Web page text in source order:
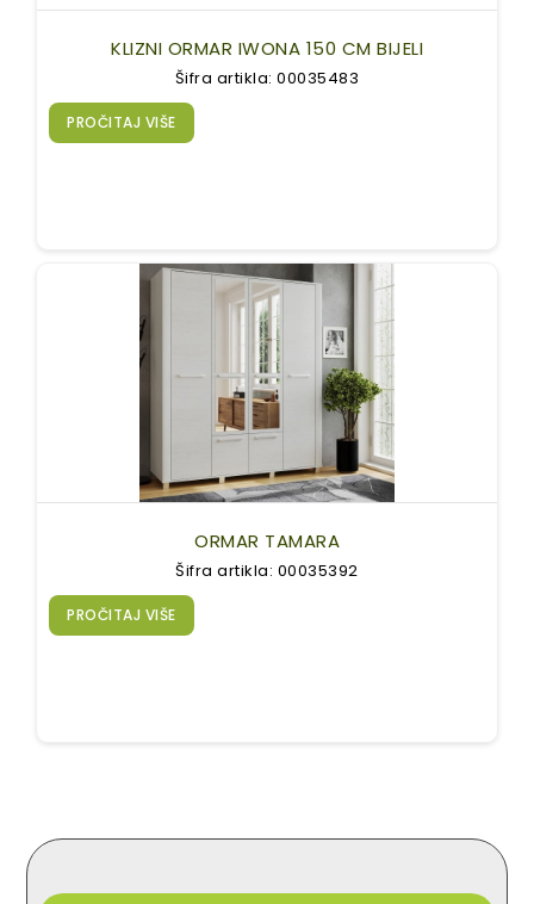
KLIZNI ORMAR IWONA 150 CM BIJELI
Šifra artikla: 00035483
PROČITAJ VIŠE
ORMAR TAMARA
Šifra artikla: 00035392
PROČITAJ VIŠE